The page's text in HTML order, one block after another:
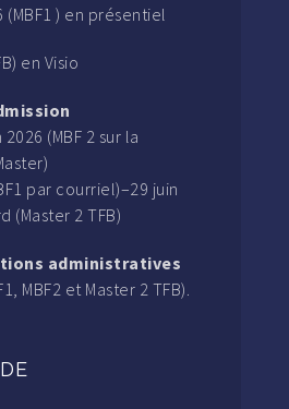
(MBF1 ) en présentiel
en Visio
(MBF 2 sur la
par courriel)–29 juin
(Master 2 TFB)
administratives
MBF2 et Master 2 TFB).